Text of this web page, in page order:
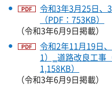
令和3年3月25日、
（PDF：753KB）
（令和3年6月9日掲載）
令和2年11月19日
1）‗道路改良工事
1,158KB）
（令和3年6月9日掲載）